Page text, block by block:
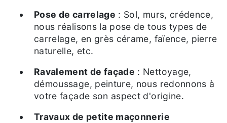
Pose de carrelage : Sol, murs, crédence,
nous réalisons la pose de tous types de
carrelage, en grès cérame, faïence, pierre
naturelle, etc.
Ravalement de façade : Nettoyage,
démoussage, peinture, nous redonnons à
votre façade son aspect d'origine.
Travaux de petite maçonnerie